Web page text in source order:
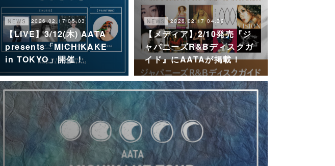
NEWS 2026.02.17 05:03
【LIVE】3/12(木) AATA
presents「MICHIKAKE
in TOKYO」開催！
NEWS 2026.02.17 04:39
【メディア】2/10発売『ジ
ャパニーズR&Bディスクガ
イド』にAATAが掲載！